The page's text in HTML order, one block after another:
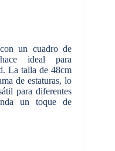
un cuadro de
ideal para
La talla de 48cm
de estaturas, lo
para diferentes
un toque de